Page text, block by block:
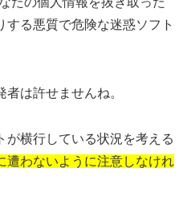
する悪質で危険な迷惑ソフト
は許せませんね。
が横行している状況を考える
遭わないように注意しなけれ